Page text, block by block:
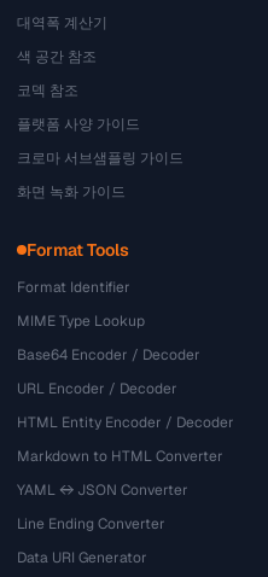
대역폭 계산기
색 공간 참조
코덱 참조
플랫폼 사양 가이드
크로마 서브샘플링 가이드
화면 녹화 가이드
Format Tools
Format Identifier
MIME Type Lookup
Base64 Encoder / Decoder
URL Encoder / Decoder
HTML Entity Encoder / Decoder
Markdown to HTML Converter
YAML ↔ JSON Converter
Line Ending Converter
Data URI Generator